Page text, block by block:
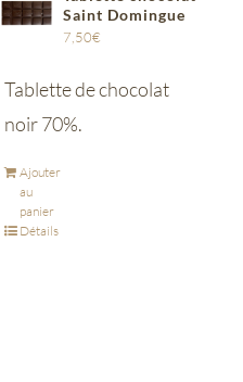
Saint Domingue
7,50€
Tablette de chocolat
noir 70%.
Ajouter
au
panier
Détails